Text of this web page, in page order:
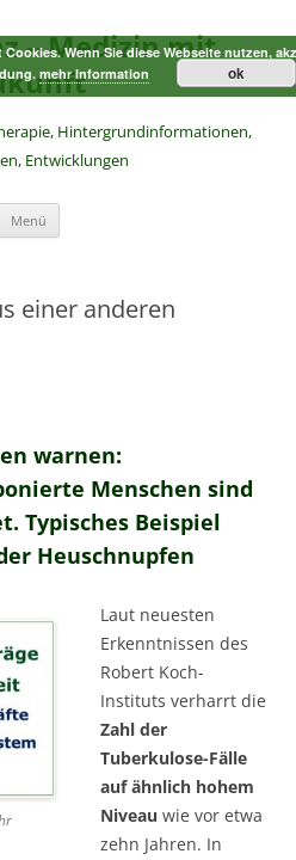
– Medizin mit
Hintergrundinformationen,
Entwicklungen
Menü
einer anderen
warnen:
Menschen sind
Typisches Beispiel
Heuschnupfen
Laut neuesten
Erkenntnissen des
Robert Koch-
Instituts verharrt die
Zahl der
Tuberkulose-Fälle
auf ähnlich hohem
Niveau wie vor etwa
zehn Jahren. In
Wenn Sie diese Webseite nutzen,
mehr Information ok